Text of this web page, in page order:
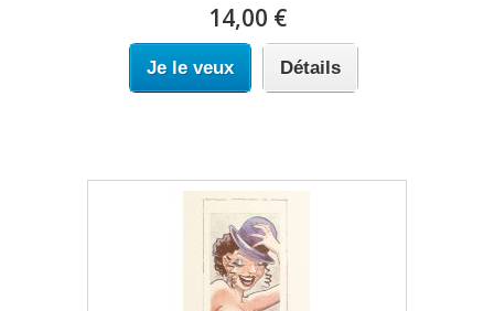
14,00 €
Je le veux Détails